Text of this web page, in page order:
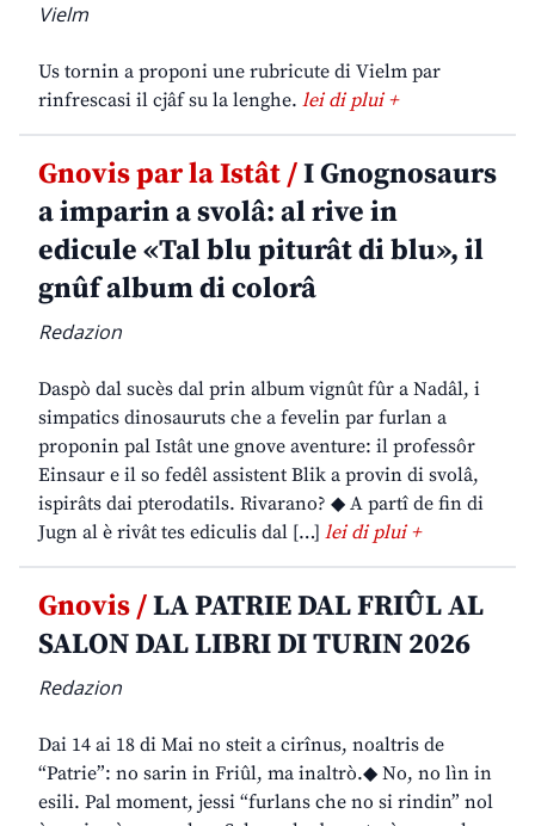
Vielm
Us tornin a proponi une rubricute di Vielm par
rinfrescasi il cjâf su la lenghe. lei di plui +
Gnovis par la Istât /I Gnognosaurs
a imparin a svolâ: al rive in
edicule «Tal blu piturât di blu», il
gnûf album di colorâ
Redazion
Daspò dal sucès dal prin album vignût fûr a Nadâl, i
simpatics dinosauruts che a fevelin par furlan a
proponin pal Istât une gnove aventure: il professôr
Einsaur e il so fedêl assistent Blik a provin di svolâ,
ispirâts dai pterodatils. Rivarano? ◆ A partî de fin di
Jugn al è rivât tes ediculis dal […] lei di plui +
Gnovis /LA PATRIE DAL FRIÛL AL
SALON DAL LIBRI DI TURIN 2026
Redazion
Dai 14 ai 18 di Mai no steit a cirînus, noaltris de
“Patrie”: no sarin in Friûl, ma inaltrò.◆ No, no lìn in
esili. Pal moment, jessi “furlans che no si rindin” nol